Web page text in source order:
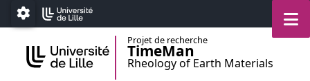
Accéder au menu principal
Accéder au contenu
Paramétrage
Projet de recherche
TimeMan
Rheology of Earth Materials